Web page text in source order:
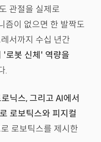
관절을 실제로
즘이 없으면 한 발짝도
서까지 수십 년간
'로봇 신체' 역량을
.
닉스, 그리고 AI에서
로보틱스와 피지컬
로보틱스를 제시한